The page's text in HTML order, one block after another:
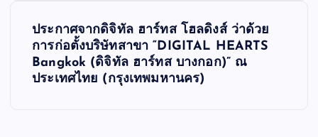
ประกาศจากดิจิทัล ฮาร์ทส โฮลดิงส์ ว่าด้วย
การก่อตั้งบริษัทสาขา “DIGITAL HEARTS
Bangkok (ดิจิทัล ฮาร์ทส บางกอก)” ณ
ประเทศไทย (กรุงเทพมหานคร)